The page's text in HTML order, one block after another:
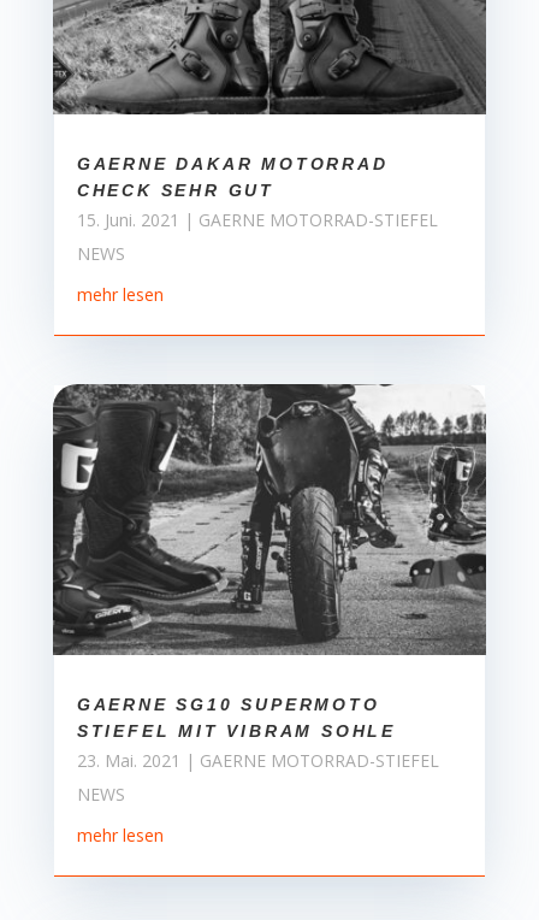
GAERNE DAKAR MOTORRAD
CHECK SEHR GUT
15. Juni. 2021 | GAERNE MOTORRAD-STIEFEL
NEWS
mehr lesen
GAERNE SG10 SUPERMOTO
STIEFEL MIT VIBRAM SOHLE
23. Mai. 2021 | GAERNE MOTORRAD-STIEFEL
NEWS
mehr lesen